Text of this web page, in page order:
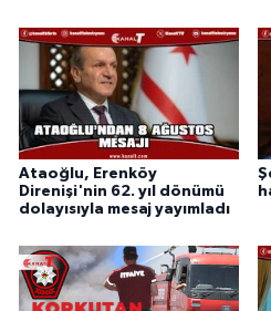
Ataoğlu, Erenköy
Direnişi'nin 62. yıl dönümü
dolayısıyla mesaj yayımladı